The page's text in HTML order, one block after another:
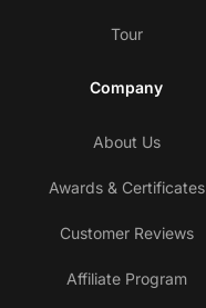
Tour
Company
About Us
Awards & Certificates
Customer Reviews
Affiliate Program